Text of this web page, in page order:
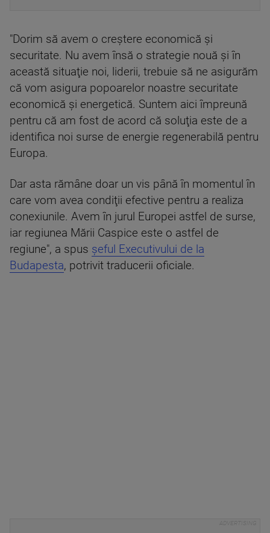
"Dorim să avem o creştere economică şi
securitate. Nu avem însă o strategie nouă şi în
această situaţie noi, liderii, trebuie să ne asigurăm
că vom asigura popoarelor noastre securitate
economică şi energetică. Suntem aici împreună
pentru că am fost de acord că soluţia este de a
identifica noi surse de energie regenerabilă pentru
Europa.
Dar asta rămâne doar un vis până în momentul în
care vom avea condiţii efective pentru a realiza
conexiunile. Avem în jurul Europei astfel de surse,
iar regiunea Mării Caspice este o astfel de
regiune", a spus şeful Executivului de la
Budapesta, potrivit traducerii oficiale.